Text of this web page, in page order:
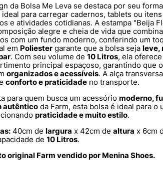
da Bolsa Me Leva se destaca por seu
ideal para carregar cadernos, tablets ou
e atividades cotidianas. A estampa "Beija
alegre e cheia de vida que
com um fundo moderno, conferindo um
em Poliester garante que a bolsa seja leve,
. Com seu volume de 10 Litros, ela
principal espaçoso, garantindo que
organizados e acessíveis. A alça
conforto e praticidade no transporte.
para quem busca um acessório moderno,
autêntico da Farm, esta bolsa é ideal para o
praticidade e muito estilo.
40cm de largura x 42cm de altura x 6cm
de 10 Litros.
original Farm vendido por Menina Shoes.